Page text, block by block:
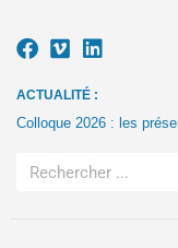
ACTUALITÉ :
Colloque 2026 : les